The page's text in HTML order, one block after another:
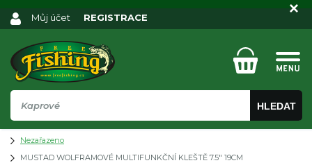
HLEDAT
Můj účet REGISTRACE
Nezařazeno
MUSTAD WOLFRAMOVÉ MULTIFUNKČNÍ KLEŠTĚ 7.5" 19CM